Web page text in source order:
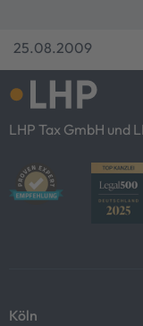
25.08.2009
LHP Tax GmbH und
Köln